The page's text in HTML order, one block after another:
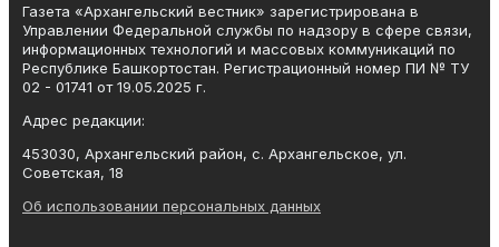
Газета «Архангельский вестник» зарегистрирована в
Управлении Федеральной службы по надзору в сфере связи,
информационных технологий и массовых коммуникаций по
Республике Башкортостан. Регистрационный номер ПИ № ТУ
02 - 01741 от 19.05.2025 г.
Адрес редакции:
453030, Архангельский район, с. Архангельское, ул.
Советская, 18
Об использовании персональных данных